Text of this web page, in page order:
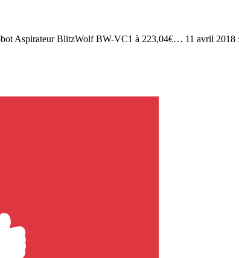
Aspirateur BlitzWolf BW-VC1 à 223,04€… 11 avril